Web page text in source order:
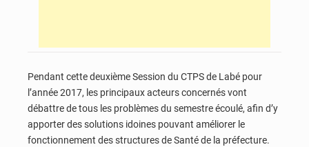
Pendant cette deuxième Session du CTPS de Labé pour
l’année 2017, les principaux acteurs concernés vont
débattre de tous les problèmes du semestre écoulé, afin d’y
apporter des solutions idoines pouvant améliorer le
fonctionnement des structures de Santé de la préfecture.